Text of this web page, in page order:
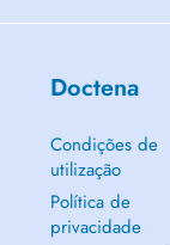
Doctena
Condições de
utilização
Política de
privacidade